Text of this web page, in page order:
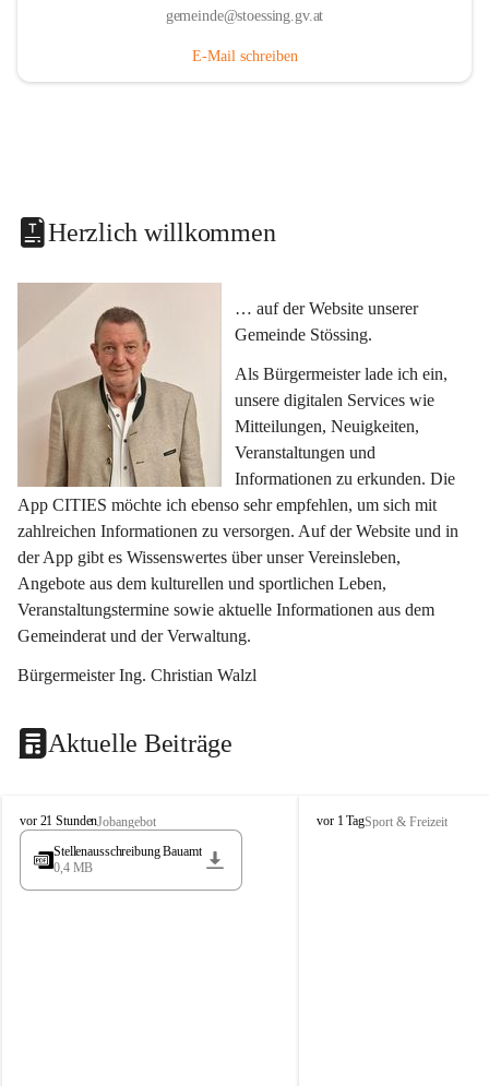
gemeinde@stoessing.gv.at
E-Mail schreiben
Herzlich willkommen
… auf der Website unserer
Gemeinde Stössing.
Als Bürgermeister lade ich ein,
unsere digitalen Services wie
Mitteilungen, Neuigkeiten,
Veranstaltungen und
Informationen zu erkunden. Die
App CITIES möchte ich ebenso sehr empfehlen, um sich mit
zahlreichen Informationen zu versorgen. Auf der Website und in
der App gibt es Wissenswertes über unser Vereinsleben,
Angebote aus dem kulturellen und sportlichen Leben,
Veranstaltungstermine sowie aktuelle Informationen aus dem
Gemeinderat und der Verwaltung.
Bürgermeister Ing. Christian Walzl
Aktuelle Beiträge
S
t
s
vor 21 StundenJobangebot
Stellenausschreibung Bauamt
0,4 MB
S
vor 1 TagSport & Freizeit